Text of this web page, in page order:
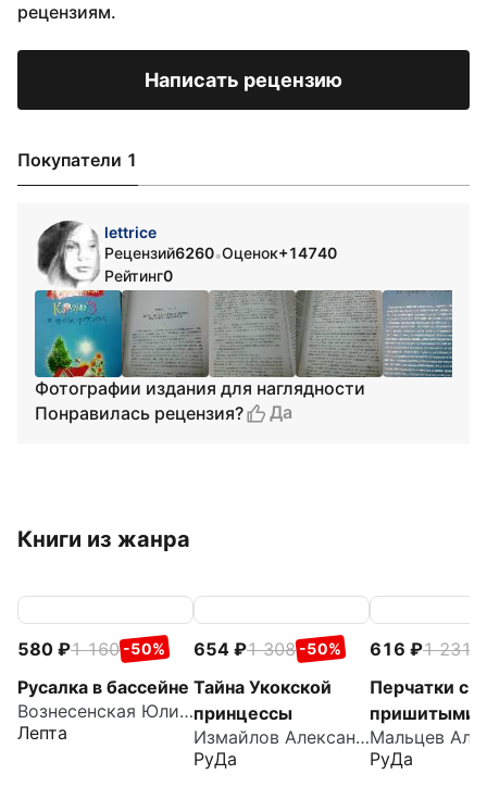
рецензиям.
Написать рецензию
Покупатели 1
lettrice
Рецензий6260•Оценок+14740
Рейтинг0
Фотографии издания для наглядности
Понравилась рецензия?
Да
Книги из жанра
580 1 160 -50%
Русалка в бассейне
Вознесенская Юлия Николаевна
Лепта
654 1 308 -50%
Тайна Укокской
принцессы
Измайлов Александр
РуДа
616 1 231
Перчатки с
пришитыми
пальцами
РуДа